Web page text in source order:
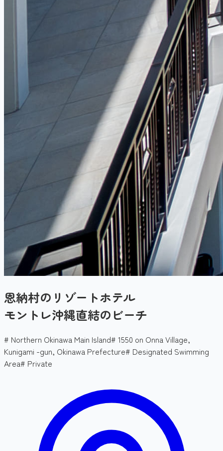
恩納村のリゾートホテル
モントレ沖縄直結のビーチ
# Northern Okinawa Main Island# 1550 on Onna Village,
Kunigami -gun, Okinawa Prefecture# Designated Swimming
Area# Private